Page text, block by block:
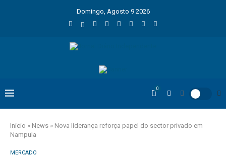
Domingo, Agosto 9 2026
0
Início » News » Nova liderança reforça papel do sector privado em
Nampula
MERCADO